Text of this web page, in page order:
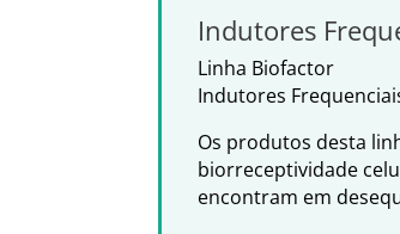
Indutores
Linha Biofactor
Indutores
Os produtos desta
biorreceptividade
encontram em